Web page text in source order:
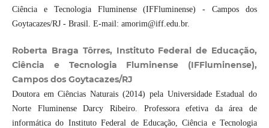
Ciência e Tecnologia Fluminense (IFFluminense) - Campos dos
Goytacazes/RJ - Brasil. E-mail: amorim@iff.edu.br.
Roberta Braga Tôrres, Instituto Federal de Educação,
Ciência e Tecnologia Fluminense (IFFluminense),
Campos dos Goytacazes/RJ
Doutora em Ciências Naturais (2014) pela Universidade Estadual do
Norte Fluminense Darcy Ribeiro. Professora efetiva da área de
informática do Instituto Federal de Educação, Ciência e Tecnologia